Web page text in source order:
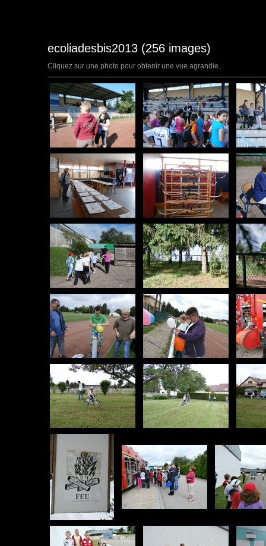
ecoliadesbis2013 (256 images)
Cliquez sur une photo pour obtenir une vue agrandie.